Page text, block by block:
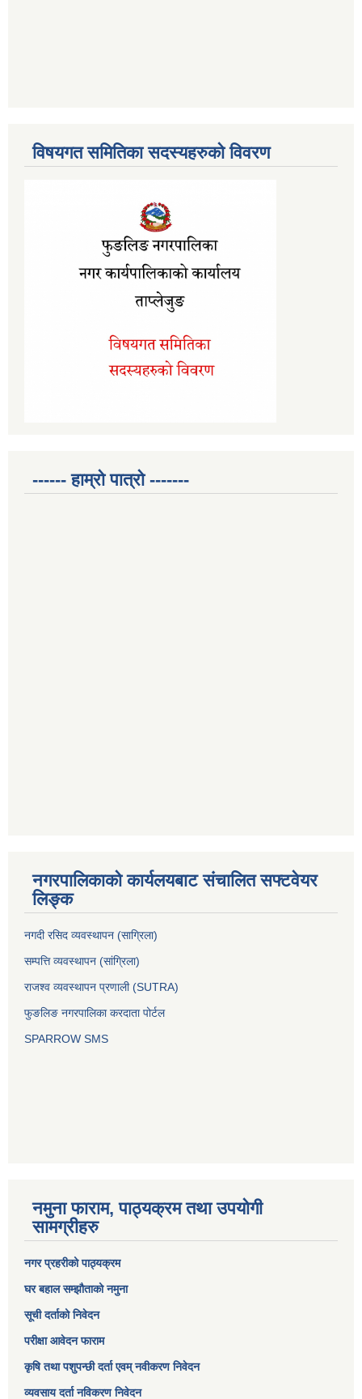
विषयगत समितिका सदस्यहरुको विवरण
------ हाम्रो पात्रो -------
नगरपालिकाको कार्यलयबाट संचालित सफ्टवेयर
लिङ्क
नगदी रसिद व्यवस्थापन (साग्रिला)
सम्पत्ति व्यवस्थापन (सांग्रिला)
राजश्व व्यवस्थापन प्रणाली (SUTRA)
फुङलिङ नगरपालिका करदाता पोर्टल
SPARROW SMS
नमुना फाराम, पाठ्यक्रम तथा उपयोगी
सामग्रीहरु
नगर प्रहरीको पाठ्यक्रम
घर बहाल सम्झौताको नमुना
सूची दर्ताको निवेदन
परीक्षा आवेदन फाराम
कृषि तथा पशुपन्छी दर्ता एवम् नवीकरण निवेदन
व्यवसाय दर्ता नविकरण निवेदन